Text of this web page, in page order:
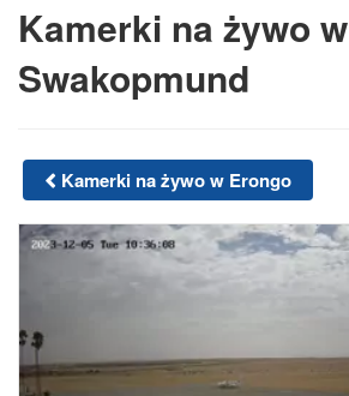
Kamerki na żywo w
Swakopmund
Kamerki na żywo w Erongo